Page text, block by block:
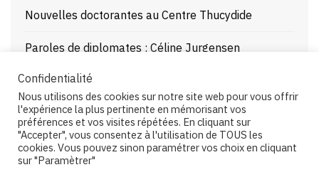
Nouvelles doctorantes au Centre Thucydide
Paroles de diplomates : Céline Jurgensen
Journée d’étude : La Mer Noire enjeux stratégiques
et juridiques – 21/10/25
Confidentialité
Nous utilisons des cookies sur notre site web pour vous offrir
l'expérience la plus pertinente en mémorisant vos
préférences et vos visites répétées. En cliquant sur
"Accepter", vous consentez à l'utilisation de TOUS les
cookies. Vous pouvez sinon paramétrer vos choix en cliquant
sur "Paramètrer"